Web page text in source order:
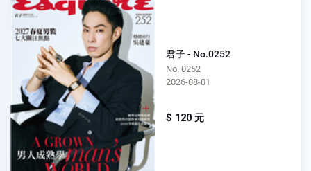
君子 - No.0252
No. 0252
2026-08-01
$ 120 元